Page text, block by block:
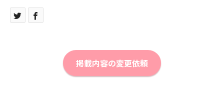
掲載内容の変更依頼